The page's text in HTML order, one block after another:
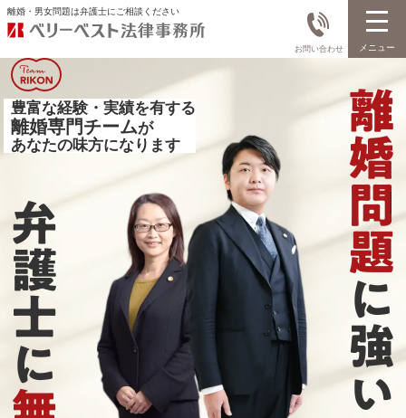
離婚・男女問題は弁護士にご相談ください
お問い合わせ メニュー
豊富な経験・実績を有する
離婚専門チームが
あなたの味方になります